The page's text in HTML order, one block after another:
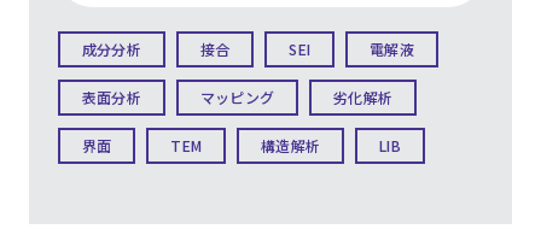
成分分析 接合 SEI 電解液
表面分析 マッピング 劣化解析
界面 TEM 構造解析 LIB